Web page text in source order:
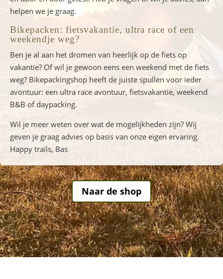
helpen we je graag.
Bikepacken: fietsvakantie, ultra race of een
weekendje weg?
Ben je al aan het dromen van heerlijk op de fiets op
vakantie? Of wil je gewoon eens een weekend met de fiets
weg? Bikepackingshop heeft de juiste spullen voor ieder
avontuur: een ultra race avontuur, fietsvakantie, weekend
B&B of daypacking.
Wil je meer weten over wat de mogelijkheden zijn? Wij
geven je graag advies op basis van onze eigen ervaring.
Happy trails, Bas
Naar de shop